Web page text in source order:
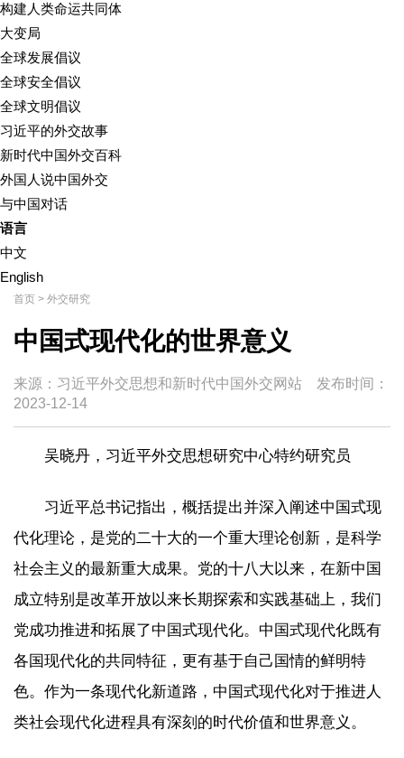
构建人类命运共同体
大变局
全球发展倡议
全球安全倡议
全球文明倡议
习近平的外交故事
新时代中国外交百科
外国人说中国外交
与中国对话
语言
中文
English
首页 > 外交研究
中国式现代化的世界意义
来源：习近平外交思想和新时代中国外交网站 发布时间：
2023-12-14
吴晓丹，习近平外交思想研究中心特约研究员
习近平总书记指出，概括提出并深入阐述中国式现
代化理论，是党的二十大的一个重大理论创新，是科学
社会主义的最新重大成果。党的十八大以来，在新中国
成立特别是改革开放以来长期探索和实践基础上，我们
党成功推进和拓展了中国式现代化。中国式现代化既有
各国现代化的共同特征，更有基于自己国情的鲜明特
色。作为一条现代化新道路，中国式现代化对于推进人
类社会现代化进程具有深刻的时代价值和世界意义。